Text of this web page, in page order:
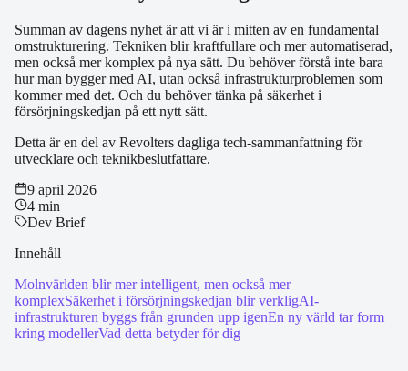
Summan av dagens nyhet är att vi är i mitten av en fundamental
omstrukturering. Tekniken blir kraftfullare och mer automatiserad,
men också mer komplex på nya sätt. Du behöver förstå inte bara
hur man bygger med AI, utan också infrastrukturproblemen som
kommer med det. Och du behöver tänka på säkerhet i
försörjningskedjan på ett nytt sätt.
Detta är en del av Revolters dagliga tech-sammanfattning för
utvecklare och teknikbeslutfattare.
9 april 2026
4 min
Dev Brief
Innehåll
Molnvärlden blir mer intelligent, men också mer
komplexSäkerhet i försörjningskedjan blir verkligAI-
infrastrukturen byggs från grunden upp igenEn ny värld tar form
kring modellerVad detta betyder för dig